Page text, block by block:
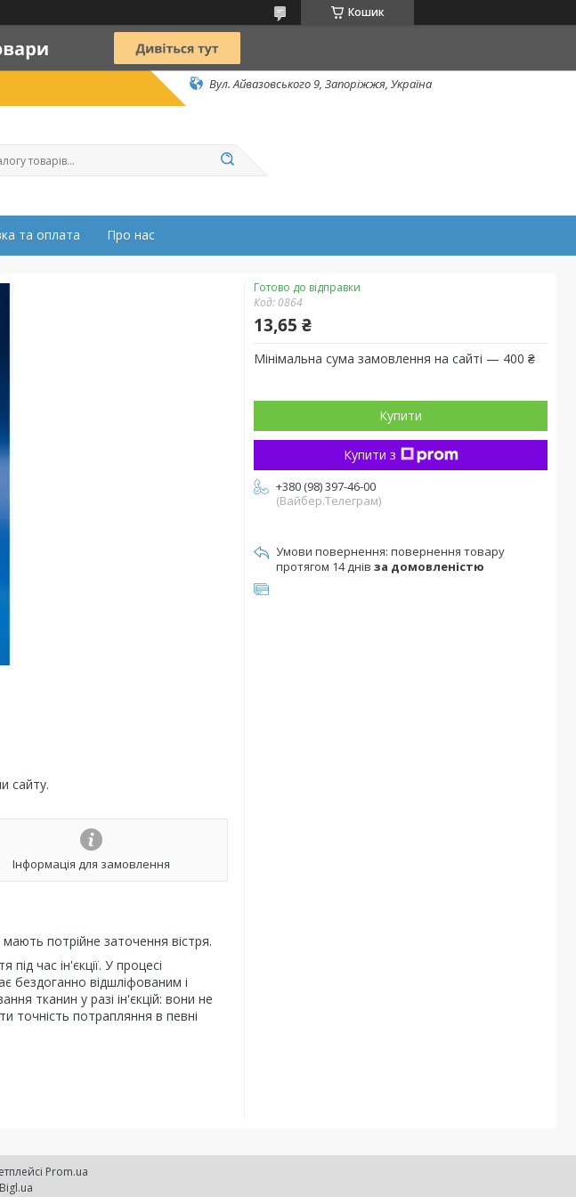
Кошик
Вул. Айвазовського 9, Запоріжжя, Україна
та оплата Про нас
сайту.
Інформація для замовлення
мають потрійне заточення вістря.
час ін'єкції. У процесі
бездоганно відшліфованим і
тканин у разі ін'єкцій: вони не
точність потрапляння в певні
Готово до відправки
Код: 0864
13,65 ₴
Мінімальна сума замовлення на сайті — 400 ₴
Купити
Купити з
+380 (98) 397-46-00
(Вайбер.Телеграм)
повернення товару
протягом 14 днів за домовленістю
Prom.ua